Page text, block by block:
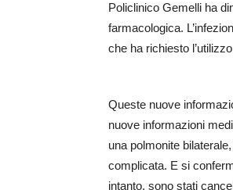
Policlinico Gemelli ha
farmacologica.
che ha richiesto
Queste nuove
nuove informazioni
una polmonite
complicata. E si
intanto, sono stati